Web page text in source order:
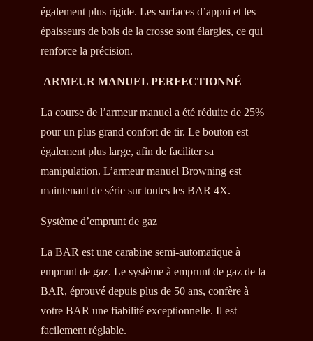
également plus rigide. Les surfaces d’appui et les
épaisseurs de bois de la crosse sont élargies, ce qui
renforce la précision.
ARMEUR MANUEL PERFECTIONNÉ
La course de l’armeur manuel a été réduite de 25%
pour un plus grand confort de tir. Le bouton est
également plus large, afin de faciliter sa
manipulation. L’armeur manuel Browning est
maintenant de série sur toutes les BAR 4X.
Système d’emprunt de gaz
La BAR est une carabine semi-automatique à
emprunt de gaz. Le système à emprunt de gaz de la
BAR, éprouvé depuis plus de 50 ans, confère à
votre BAR une fiabilité exceptionnelle. Il est
facilement réglable.